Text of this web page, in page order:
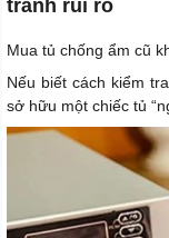
tránh rủi ro
Mua tủ chống ẩm cũ
Nếu biết cách kiểm
sở hữu một chiếc tủ